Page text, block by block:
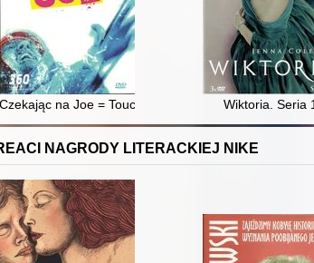
Czekając na Joe = Touching the void Wiktoria. Seria
NAGRODY LITERACKIEJ NIKE